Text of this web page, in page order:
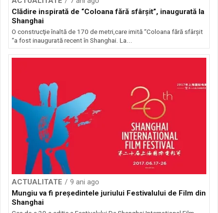
Clădire inspirată de “Coloana fără sfârşit”, inaugurată la
Shanghai
O construcţie înaltă de 170 de metri,care imită “Coloana fără sfârşit
“a fost inaugurată recent în Shanghai. La...
ACTUALITATE
9 ani ago
Mungiu va fi preşedintele juriului Festivalului de Film din
Shanghai